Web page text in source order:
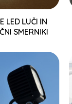
LED LUČI IN
SMERNIKI